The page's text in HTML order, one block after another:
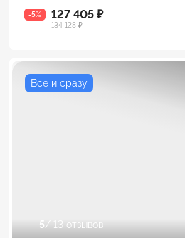
-5% 127 405 ₽
134 128 ₽
Всё и сразу
5/ 13 отзывов